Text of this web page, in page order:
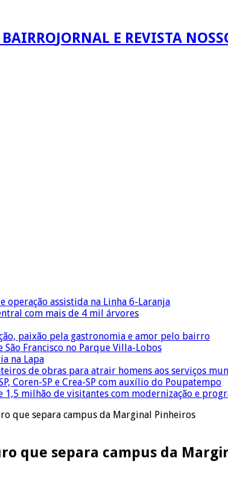
JORNAL E REVISTA
operação assistida na Linha 6-Laranja
com mais de 4 mil árvores
paixão pela gastronomia e amor pelo bairro
Francisco no Parque Villa-Lobos
na Lapa
de obras para atrair homens aos serviços
Coren-SP e Crea-SP com auxílio do Poupatempo
milhão de visitantes com modernização e
que separa campus da Marginal Pinheiros
que separa campus da